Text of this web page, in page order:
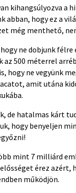
kihangsúlyozva a
abban, hogy ez a
még menthető,
ne dobjunk félre
az 500 méterrel
hogy ne vegyünk
amit utána
de hatalmas kárt
hogy benyeljen
mint 7 milliárd
érez azért,
működjön.